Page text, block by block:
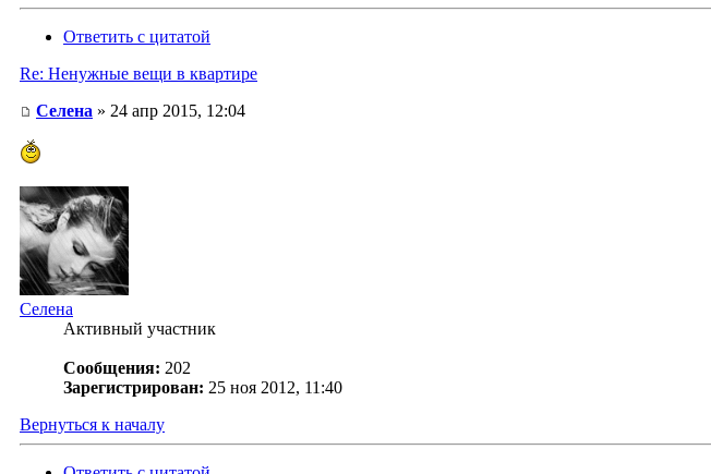
Ответить с цитатой
Re: Ненужные вещи в квартире
Селена » 24 апр 2015, 12:04
Селена
Активный участник
Сообщения: 202
Зарегистрирован: 25 ноя 2012, 11:40
Вернуться к началу